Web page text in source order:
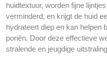
huidtextuur, worden fijne
verminderd, en krijgt de huid
hydrateert diep en kan helpen
poriën. Door deze effectieve
stralende en jeugdige